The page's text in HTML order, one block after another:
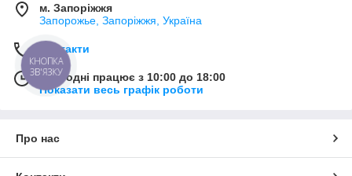
м. Запоріжжя
Запорожье, Запоріжжя, Україна
Контакти
Сьогодні працює з 10:00 до 18:00
Показати весь графік роботи
Про нас
КНОПКА
ЗВ'ЯЗКУ